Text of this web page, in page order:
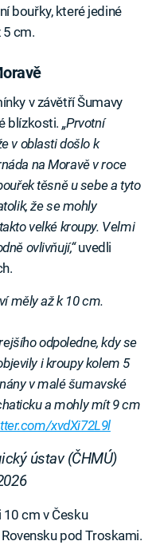
bouřky, které jediné
cm.
v závětří Šumavy
blízkosti. „Prvotní
v oblasti došlo k
na Moravě v roce
těsně u sebe a tyto
že se mohly
velké kroupy. Velmi
ovlivňují,“uvedli
měly až k 10 cm.
odpoledne, kdy se
i kroupy kolem 5
v malé šumavské
a mohly mít 9 cm
xvdXi72L9l
ústav (ČHMÚ)
cm v Česku
pod Troskami.